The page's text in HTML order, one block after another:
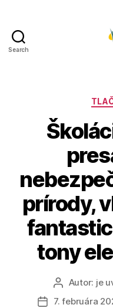
Search
prírody,
tony
Autor
článku
Autor: je
Dátum
7. februára